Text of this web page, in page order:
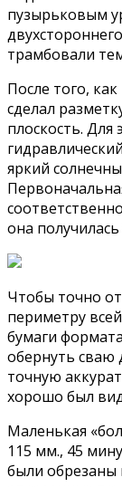
пузырьковым
трамбовали
После того,
сделал
плоскость.
яркий
она
Чтобы точно
периметру
бумаги
обернуть сваю
точную
хорошо был
Маленькая
115 мм., 45
были обрезаны